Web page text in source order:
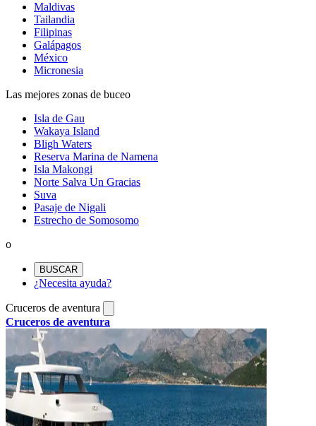
Maldivas
Tailandia
Filipinas
Galápagos
México
Micronesia
Las mejores zonas de buceo
Isla de Gau
Wakaya Island
Bligh Waters
Reserva Marina de Namena
Isla Makongi
Norte Salva Un Gracias
Suva
Pasaje de Nigali
Estrecho de Somosomo
o
BUSCAR
¿Necesita ayuda?
Cruceros de aventura
Cruceros de aventura